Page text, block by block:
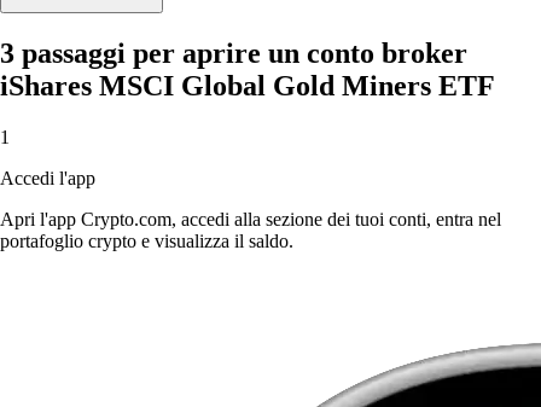
3 passaggi per aprire un conto broker
iShares MSCI Global Gold Miners ETF
1
Accedi l'app
Apri l'app Crypto.com, accedi alla sezione dei tuoi conti, entra nel
portafoglio crypto e visualizza il saldo.